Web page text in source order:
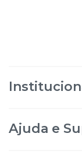
Área do Afiliado
Ajuda e